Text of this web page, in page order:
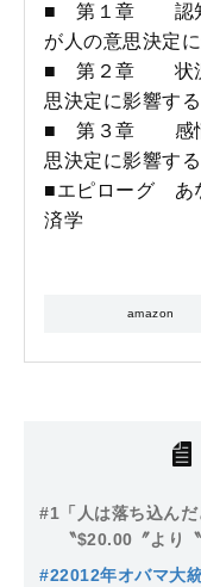
■ 第１章 認知
が人の意思決定
■ 第２章 状況
思決定に影響する
■ 第３章 感情
思決定に影響する
■エピローグ あ
済学
amazon
#1 「人は落ち込ん
〝$20.00〞より
む行動経済学
#22012年オバマ大